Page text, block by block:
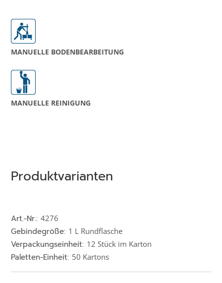
MANUELLE BODEN­­BEARBEITUNG
MANUELLE REINIGUNG
Produktvarianten
Art.-Nr.:4276
Gebindegröße: 1 L Rundflasche
Verpackungseinheit: 12 Stück im Karton
Paletten-Einheit: 50 Kartons